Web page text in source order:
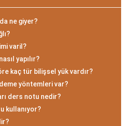
ne giyer?
varil?
yapılır?
kaç tür bilişsel yük vardır?
yöntemleri var?
ders notu nedir?
kullanıyor?